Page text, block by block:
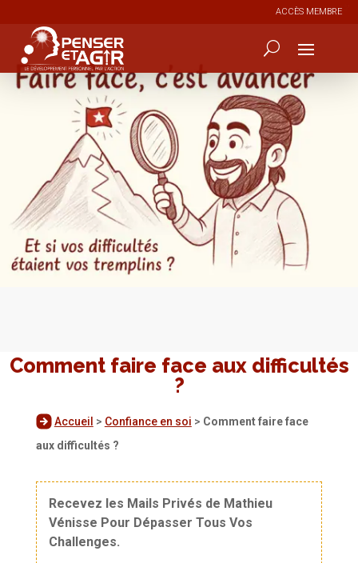
ACCÈS MEMBRE
Comment faire face aux difficultés
?
Accueil > Confiance en soi > Comment faire face
aux difficultés ?
Recevez les Mails Privés de Mathieu
Vénisse Pour Dépasser Tous Vos
Challenges.